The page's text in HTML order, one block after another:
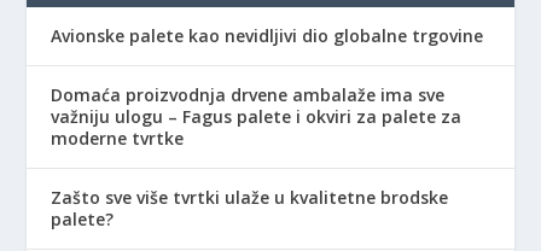
Avionske palete kao nevidljivi dio globalne trgovine
Domaća proizvodnja drvene ambalaže ima sve
važniju ulogu – Fagus palete i okviri za palete za
moderne tvrtke
Zašto sve više tvrtki ulaže u kvalitetne brodske
palete?